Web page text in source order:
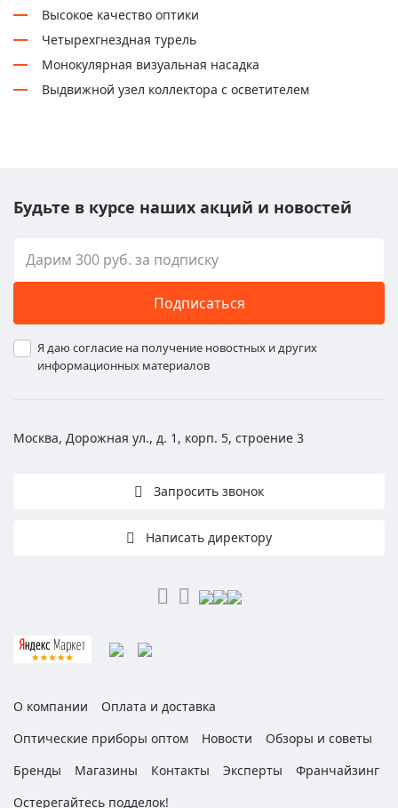
Высокое качество оптики
Четырехгнездная турель
Монокулярная визуальная насадка
Выдвижной узел коллектора с осветителем
Будьте в курсе наших акций и новостей
Подписаться
Я даю согласие на получение новостных и других
информационных материалов
Москва, Дорожная ул., д. 1, корп. 5, строение 3
Запросить звонок
Написать директору
О компании
Оплата и доставка
Оптические приборы оптом
Новости
Обзоры и советы
Бренды
Магазины Контакты Эксперты
Франчайзинг
Остерегайтесь подделок!